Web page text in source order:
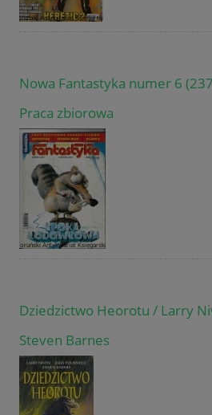
Nowa Fantastyka numer 6
Praca zbiorowa
Dziedzictwo Heorotu / Larry
Steven Barnes